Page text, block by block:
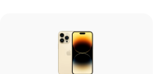
Ремонт USB порта